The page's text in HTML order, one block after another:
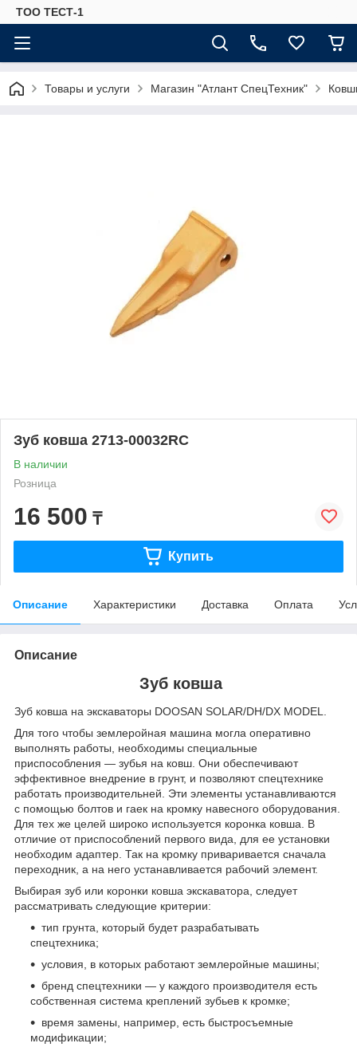
ТОО ТЕСТ-1
Товары и услуги Магазин "Атлант СпецТехник"
Зуб ковша 2713-00032RC
В наличии
Розница
16 500 ₸
Купить
Описание Характеристики Доставка Оплата
Описание
Зуб ковша
Зуб ковша на экскаваторы DOOSAN SOLAR/DH/DX MODEL.
Для того чтобы землеройная машина могла оперативно
выполнять работы, необходимы специальные
приспособления — зубья на ковш. Они обеспечивают
эффективное внедрение в грунт, и позволяют спецтехнике
работать производительней. Эти элементы устанавливаются
с помощью болтов и гаек на кромку навесного оборудования.
Для тех же целей широко используется коронка ковша. В
отличие от приспособлений первого вида, для ее установки
необходим адаптер. Так на кромку приваривается сначала
переходник, а на него устанавливается рабочий элемент.
Выбирая зуб или коронки ковша экскаватора, следует
рассматривать следующие критерии:
тип грунта, который будет разрабатывать
спецтехника;
условия, в которых работают землеройные машины;
бренд спецтехники — у каждого производителя есть
собственная система креплений зубьев к кромке;
время замены, например, есть быстросъемные
модификации;